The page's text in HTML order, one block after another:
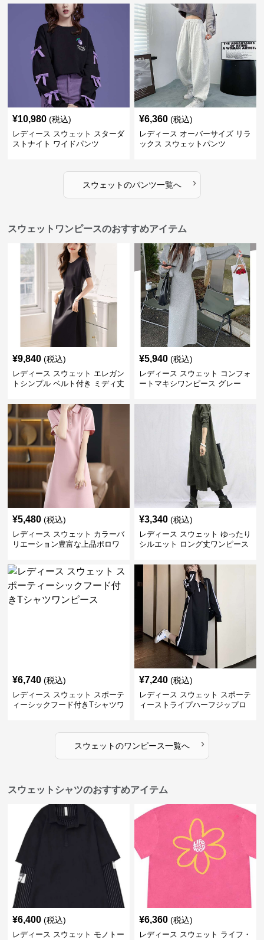
¥10,980 (税込)
レディース スウェット スターダ
ストナイト ワイドパンツ
¥6,360 (税込)
レディース オーバーサイズ リラ
ックス スウェットパンツ
スウェットのパンツ一覧へ ›
スウェットワンピースのおすすめアイテム
¥9,840 (税込)
レディース スウェット エレガン
トシンプル ベルト付き ミディ丈
¥5,940 (税込)
レディース スウェット コンフォ
ートマキシワンピース グレー
¥5,480 (税込)
レディース スウェット カラーバ
リエーション豊富な上品ポロワ
¥3,340 (税込)
レディース スウェット ゆったり
シルエット ロング丈ワンピース
¥6,740 (税込)
レディース スウェット スポーテ
ィーシックフード付きTシャツワ
¥7,240 (税込)
レディース スウェット スポーテ
ィーストライプハーフジップロ
スウェットのワンピース一覧へ ›
スウェットシャツのおすすめアイテム
¥6,400 (税込)
レディース スウェット モノトー
¥6,360 (税込)
レディース スウェット ライフ・